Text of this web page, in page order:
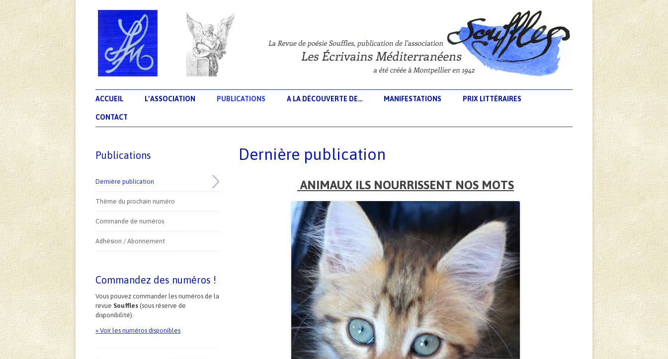
Revue Souffles
L'association Les Ecrivains Méditerranéens
Aller au contenu principal
ACCUEIL L’ASSOCIATION PUBLICATIONS A LA DÉCOUVERTE DE… MANIFESTATIONS PRIX LITTÉRAIRES
CONTACT
Dernière publication
ANIMAUX ILS NOURRISSENT NOS MOTS
Publications
Dernière publication
Thème du prochain numéro
Commande de numéros
Adhésion / Abonnement
Commandez des numéros !
Vous pouvez commander les numéros de la
revue Souffles (sous réserve de
disponibilité).
» Voir les numéros disponibles